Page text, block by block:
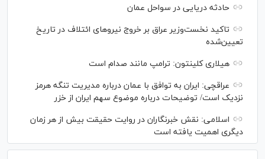
حادثه دریایی در سواحل عمان
تاکید نخست‌وزیر عراق بر خروج نیروهای ائتلاف در تاریخ
تعیین‌شده
هیلاری کلینتون: ترامپ مانند صدام است
عراقچی: ایران به توافق با عمان درباره مدیریت تنگه هرمز
نزدیک است/ توضیحات درباره موضوع سهم ایران از خزر
اسلامی: نقش خبرنگاران در روایت حقیقت بیش از هر زمان
دیگری اهمیت یافته است